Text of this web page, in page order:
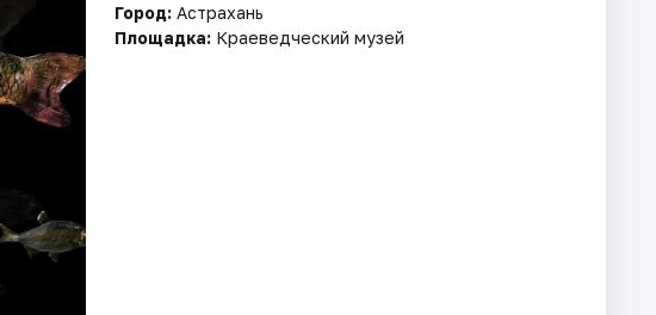
Город: Астрахань
Площадка: Краеведческий музей